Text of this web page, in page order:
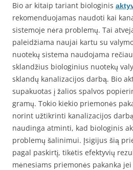
Bio ar kitaip tariant biologinis
rekomenduojamas naudoti kai
sistemoje nėra problemų. Tai
paleidžiama naujai kartu su
nuotekų sistema naudojama
sklandžius biologinius nuotekų
sklandų kanalizacijos darbą. Bio
supakuotas į žalios spalvos
gramų. Tokio kiekio priemonės
norint užtikrinti kanalizacijos
naudinga atminti, kad biologinis
problemų šalinimui. Įsigijus šią
pagal paskirtį, tikėtis efektyvių
mėnesiams priemonės pakanka